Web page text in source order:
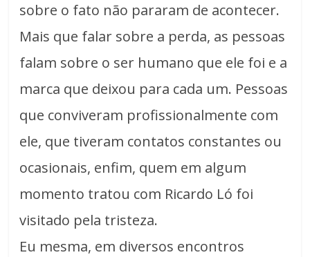
sobre o fato não pararam de acontecer.
Mais que falar sobre a perda, as pessoas
falam sobre o ser humano que ele foi e a
marca que deixou para cada um. Pessoas
que conviveram profissionalmente com
ele, que tiveram contatos constantes ou
ocasionais, enfim, quem em algum
momento tratou com Ricardo Ló foi
visitado pela tristeza.
Eu mesma, em diversos encontros